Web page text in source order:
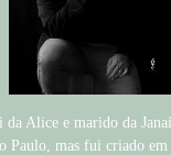
Alice e marido da
Paulo, mas fui criado em